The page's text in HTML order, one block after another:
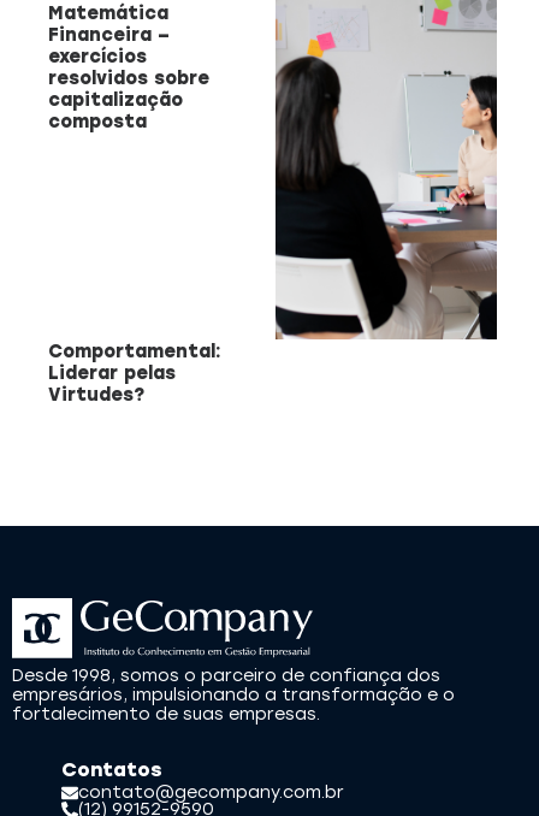
Matemática
Financeira –
exercícios
resolvidos sobre
capitalização
composta
Comportamental:
Liderar pelas
Virtudes?
Desde 1998, somos o parceiro de confiança dos
empresários, impulsionando a transformação e o
fortalecimento de suas empresas.
Contatos
contato@gecompany.com.br
(12) 99152-9590